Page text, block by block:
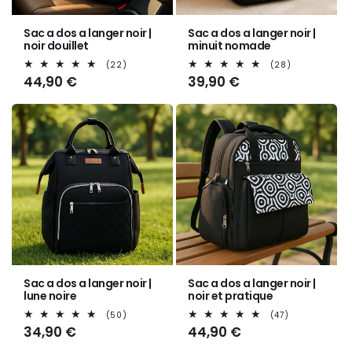
Sac a dos a langer noir |
noir douillet
(22)
Prix
44,90 €
Sac a dos a langer noir |
minuit nomade
(28)
Prix
39,90 €
Sac a dos a langer noir |
lune noire
(50)
Prix
34,90 €
Sac a dos a langer noir |
noir et pratique
(47)
Prix
44,90 €